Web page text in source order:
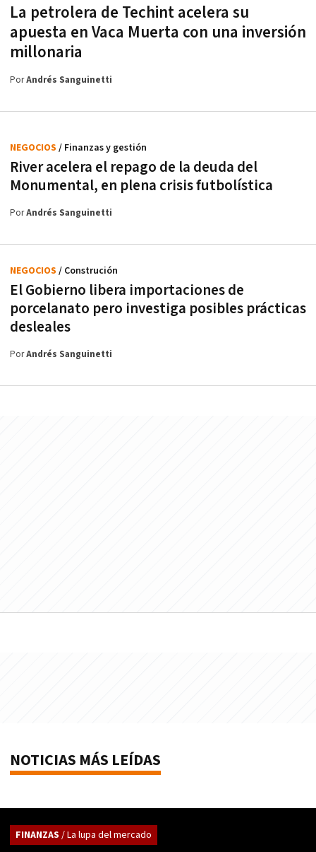
La petrolera de Techint acelera su
apuesta en Vaca Muerta con una inversión
millonaria
PorAndrés Sanguinetti
River acelera el repago de la deuda del
Monumental, en plena crisis futbolística
NEGOCIOS / Finanzas y gestión
PorAndrés Sanguinetti
El Gobierno libera importaciones de
porcelanato pero investiga posibles prácticas
desleales
NEGOCIOS / Construción
PorAndrés Sanguinetti
NOTICIAS MÁS LEÍDAS
FINANZAS / La lupa del mercado